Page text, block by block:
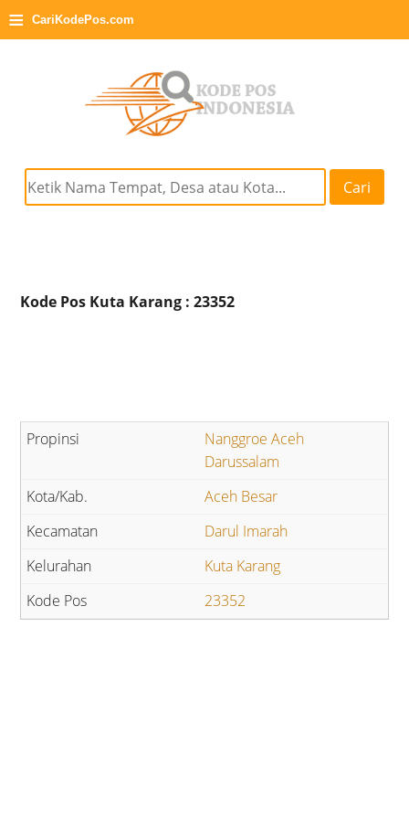
≡ CariKodePos.com
Cari
Kode Pos Kuta Karang : 23352
Nanggroe Aceh
Darussalam
Aceh Besar
Darul Imarah
Kuta Karang
23352